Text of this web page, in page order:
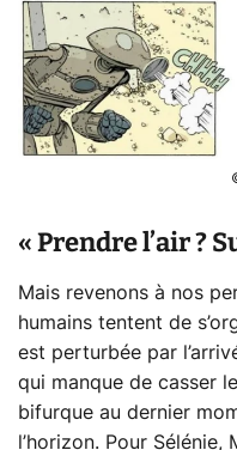
« Prendre l’air ?
Mais revenons à nos
humains tentent de
est perturbée par
qui manque de casser
bifurque au dernier
l’horizon. Pour Sélénie,